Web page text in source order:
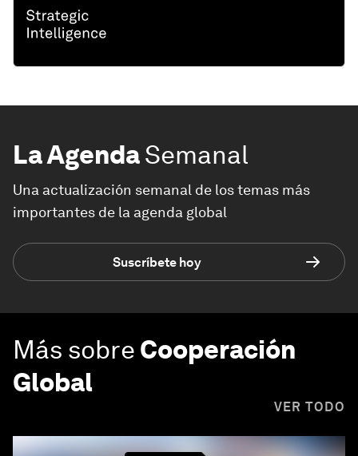
La AgendaSemanal
Una actualización semanal de los temas más
importantes de la agenda global
Suscríbete hoy
Más sobre Cooperación
Global
VER TODO